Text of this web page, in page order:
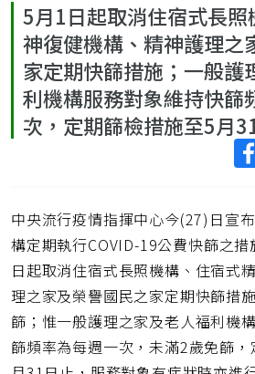
5月1日起取消住宿式長
神復健機構、精神護理之
家定期快篩措施；一般護
利機構服務對象維持快篩
次，定期篩檢措施至5月
中央流行疫情指揮中心今(27)日宣
構定期執行COVID-19公費快篩之
日起取消住宿式長照機構、住宿式
理之家及榮譽國民之家定期快篩措
篩；惟一般護理之家及老人福利機
篩頻率為每週一次，未滿2歲免篩